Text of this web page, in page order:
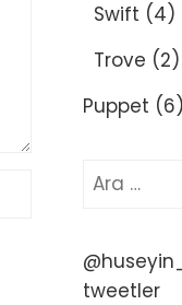
Swift (4)
Trove (2)
Puppet (6)
Arama:
tweetler